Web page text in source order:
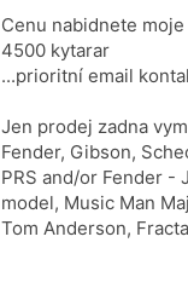
Cenu nabidnete
4500 kytarar
...prioritní email
Jen prodej zadna
Fender, Gibson,
PRS and/or Fender -
model, Music Man
Tom Anderson,